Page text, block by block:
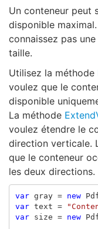
Un conteneur peut
disponible
connaissez pas
taille.
Utilisez la méthode
voulez que le
disponible
La méthode
voulez étendre le
direction verticale.
que le conteneur
les deux directions.
var gray = new
var text =
var
size = new